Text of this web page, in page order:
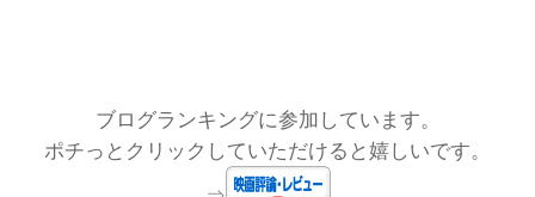
ブログランキングに参加しています。
ポチっとクリックしていただけると嬉しいです。